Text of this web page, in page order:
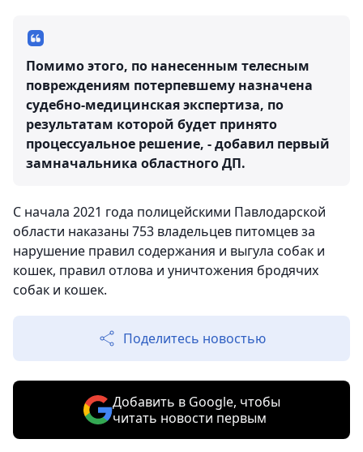
Помимо этого, по нанесенным телесным
повреждениям потерпевшему назначена
судебно-медицинская экспертиза, по
результатам которой будет принято
процессуальное решение, - добавил первый
замначальника областного ДП.
С начала 2021 года полицейскими Павлодарской
области наказаны 753 владельцев питомцев за
нарушение правил содержания и выгула собак и
кошек, правил отлова и уничтожения бродячих
собак и кошек.
Поделитесь новостью
Добавить в Google, чтобы
читать новости первым